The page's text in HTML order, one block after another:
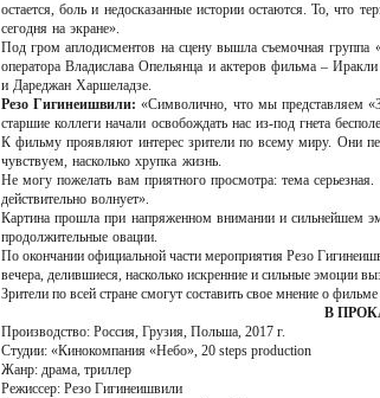
остается, боль и недосказанные истории остаются. То, что
сегодня на экране».
Под гром аплодисментов на сцену вышла съемочная группа
оператора Владислава Опельянца и актеров фильма –
и Дареджан Харшеладзе.
Резо Гигинеишвили:«Символично, что мы представляем
старшие коллеги начали освобождать нас из-под гнета
К фильму проявляют интерес зрители по всему миру. Они
чувствуем, насколько хрупка жизнь.
Не могу пожелать вам приятного просмотра: тема
действительно волнует».
Картина прошла при напряженном внимании и сильнейшем
продолжительные овации.
По окончании официальной части мероприятия Резо
вечера, делившиеся, насколько искренние и сильные эмоции
Зрители по всей стране смогут составить свое мнение о
В
Производство: Россия, Грузия, Польша, 2017 г.
Студии: «Кинокомпания «Небо», 20 steps production
Жанр: драма, триллер
Режиссер: Резо Гигинеишвили